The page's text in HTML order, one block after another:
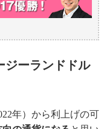
ジーランドドル
年）から利上げの可